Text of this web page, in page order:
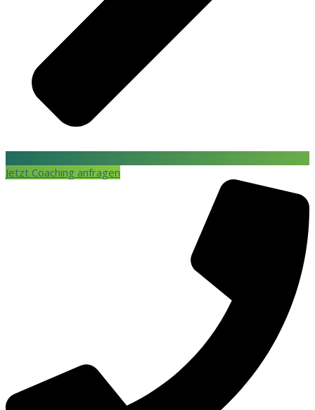
Jetzt Coaching anfragen